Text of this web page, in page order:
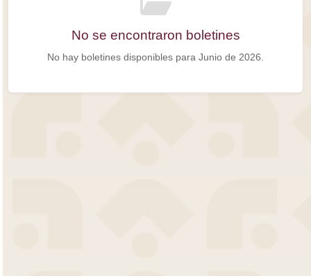
No se encontraron boletines
No hay boletines disponibles para Junio de 2026.